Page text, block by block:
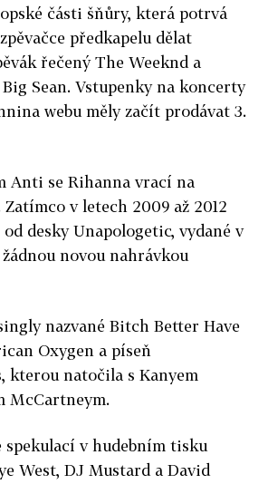
části šňůry, která potrvá
předkapelu dělat
řečený The Weeknd a
Sean. Vstupenky na koncerty
webu měly začít prodávat 3.
Anti se Rihanna vrací na
v letech 2009 až 2012
desky Unapologetic, vydané v
novou nahrávkou
nazvané Bitch Better Have
Oxygen a píseň
kterou natočila s Kanyem
McCartneym.
spekulací v hudebním tisku
West, DJ Mustard a David